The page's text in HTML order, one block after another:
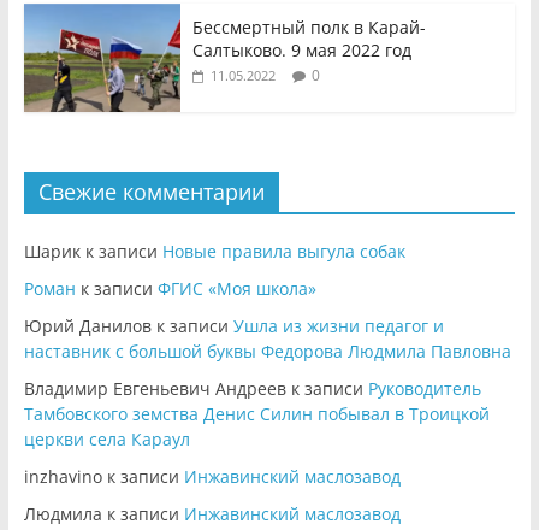
Бессмертный полк в Карай-
Салтыково. 9 мая 2022 год
11.05.2022 0
Свежие комментарии
Шарикк записи Новые правила выгула собак
Роман к записи ФГИС «Моя школа»
Юрий Даниловк записи Ушла из жизни педагог и
наставник с большой буквы Федорова Людмила Павловна
Владимир Евгеньевич Андреевк записи Руководитель
Тамбовского земства Денис Силин побывал в Троицкой
церкви села Караул
inzhavinoк записи Инжавинский маслозавод
Людмила к записи Инжавинский маслозавод